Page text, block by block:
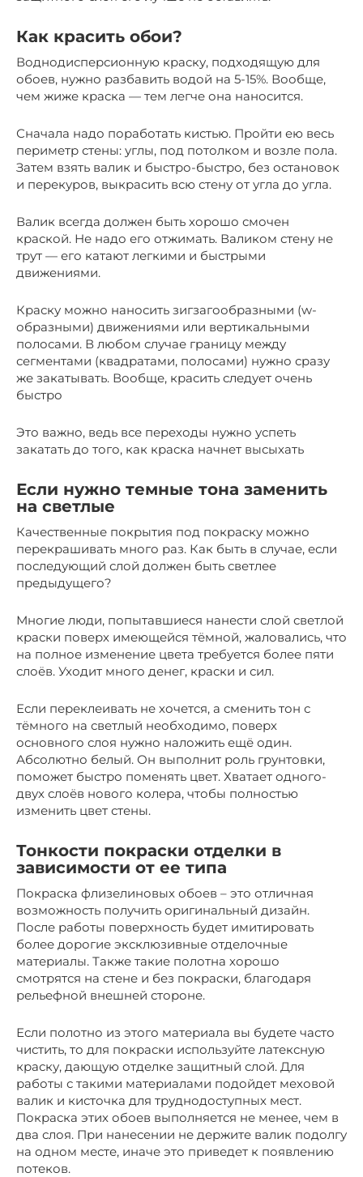
Как красить обои?
Воднодисперсионную краску, подходящую для
обоев, нужно разбавить водой на 5-15%. Вообще,
чем жиже краска — тем легче она наносится.
Сначала надо поработать кистью. Пройти ею весь
периметр стены: углы, под потолком и возле пола.
Затем взять валик и быстро-быстро, без остановок
и перекуров, выкрасить всю стену от угла до угла.
Валик всегда должен быть хорошо смочен
краской. Не надо его отжимать. Валиком стену не
трут — его катают легкими и быстрыми
движениями.
Краску можно наносить зигзагообразными (w-
образными) движениями или вертикальными
полосами. В любом случае границу между
сегментами (квадратами, полосами) нужно сразу
же закатывать. Вообще, красить следует очень
быстро
Это важно, ведь все переходы нужно успеть
закатать до того, как краска начнет высыхать
Если нужно темные тона заменить
на светлые
Качественные покрытия под покраску можно
перекрашивать много раз. Как быть в случае, если
последующий слой должен быть светлее
предыдущего?
Многие люди, попытавшиеся нанести слой светлой
краски поверх имеющейся тёмной, жаловались, что
на полное изменение цвета требуется более пяти
слоёв. Уходит много денег, краски и сил.
Если переклеивать не хочется, а сменить тон с
тёмного на светлый необходимо, поверх
основного слоя нужно наложить ещё один.
Абсолютно белый. Он выполнит роль грунтовки,
поможет быстро поменять цвет. Хватает одного-
двух слоёв нового колера, чтобы полностью
изменить цвет стены.
Тонкости покраски отделки в
зависимости от ее типа
Покраска флизелиновых обоев – это отличная
возможность получить оригинальный дизайн.
После работы поверхность будет имитировать
более дорогие эксклюзивные отделочные
материалы. Также такие полотна хорошо
смотрятся на стене и без покраски, благодаря
рельефной внешней стороне.
Если полотно из этого материала вы будете часто
чистить, то для покраски используйте латексную
краску, дающую отделке защитный слой. Для
работы с такими материалами подойдет меховой
валик и кисточка для труднодоступных мест.
Покраска этих обоев выполняется не менее, чем в
два слоя. При нанесении не держите валик подолгу
на одном месте, иначе это приведет к появлению
потеков.